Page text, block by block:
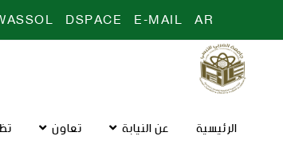
AR
E-MAIL
DSPACE
الرئيسية عن النيابة تعاون